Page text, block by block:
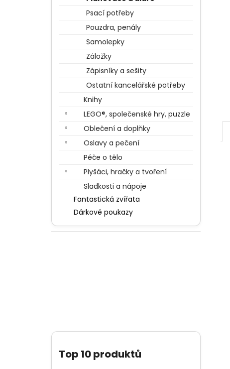
Psací potřeby
Pouzdra, penály
Samolepky
Záložky
Zápisníky a sešity
Ostatní kancelářské potřeby
Knihy
LEGO®, společenské hry, puzzle
Oblečení a doplňky
Oslavy a pečení
Péče o tělo
Plyšáci, hračky a tvoření
Sladkosti a nápoje
Fantastická zvířata
Dárkové poukazy
Top 10 produktů
BERTÍKOVY FAZOLKY TISÍCKRÁT JINAK
35 G, HARRY POTTER